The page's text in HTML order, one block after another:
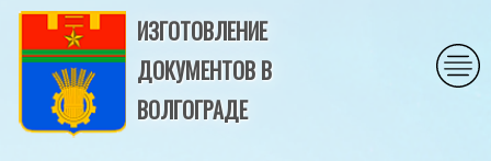
ИЗГОТОВЛЕНИЕ
ДОКУМЕНТОВ В
ВОЛГОГРАДЕ